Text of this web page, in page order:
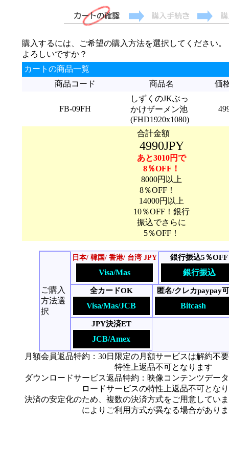
購入するには、ご希望の購入方法を選択してください。
よろしいですか？
カートの商品一覧
商品コード
商品名 価
FB-09FH
しずくのJKぶっ
かけザーメン池
(FHD1920x1080)
合計金額
4990JPY
あと3010円で
8％OFF！
8000円以上
8％OFF！
14000円以上
10％OFF！銀行
振込でさらに
5％OFF！
ご購入
方法選
択
日本/ 韓国/ 香港/ 台湾 JPY
Visa/Mas
銀行振込5％OFF
銀行振込
全カードOK
Visa/Mas/JCB
匿名/クレカpaypay可
Bitcash
JPY決済ET
JCB/Amex
月額会員返品特約：30日限定の月額サービスは解約不
特性上返品不可となります
ダウンロードサービス返品特約：映像コンテンツデー
ロードサービスの特性上返品不可とな
決済の安定化のため、複数の決済方式をご用意してい
によりご利用方式が異なる場合があり